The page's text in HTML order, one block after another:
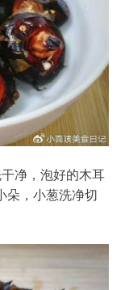
净，泡好的木耳
朵，小葱洗净切